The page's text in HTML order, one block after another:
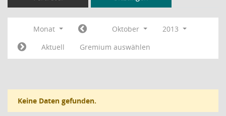
Monat Oktober
2013
Aktuell
Gremium auswählen
Keine Daten gefunden.